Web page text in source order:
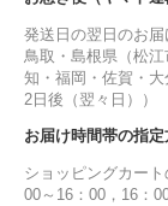
発送日の翌日のお
鳥取・島根県（松
知・福岡・佐賀・
2日後（翌々日））
お届け時間帯の指定
ショッピングカー
00～16：00，16：